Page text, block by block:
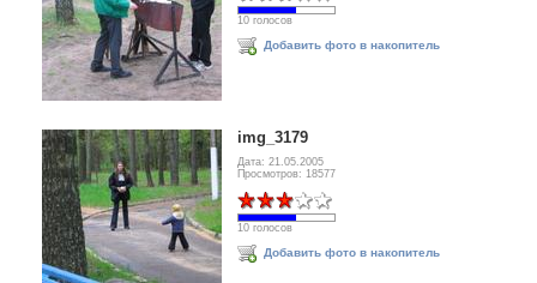
10 голосов
Добавить фото в накопитель
img_3179
Дата: 21.05.2005
Просмотров: 18577
10 голосов
Добавить фото в накопитель